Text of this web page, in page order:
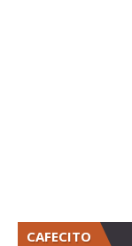
CAFECITO